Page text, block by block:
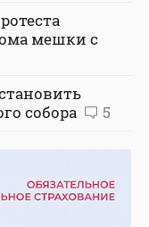
мешки с
собора
5